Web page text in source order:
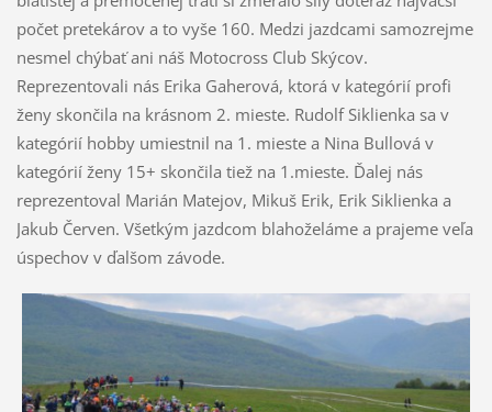
počet pretekárov a to vyše 160. Medzi jazdcami samozrejme
nesmel chýbať ani náš Motocross Club Skýcov.
Reprezentovali nás Erika Gaherová, ktorá v kategórií profi
ženy skončila na krásnom 2. mieste. Rudolf Siklienka sa v
kategórií hobby umiestnil na 1. mieste a Nina Bullová v
kategórií ženy 15+ skončila tiež na 1.mieste. Ďalej nás
reprezentoval Marián Matejov, Mikuš Erik, Erik Siklienka a
Jakub Červen. Všetkým jazdcom blahoželáme a prajeme veľa
úspechov v ďalšom závode.